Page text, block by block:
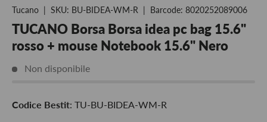
Tucano | SKU: BU-BIDEA-WM-R | Barcode: 8020252089006
TUCANO Borsa Borsa idea pc bag 15.6"
rosso + mouse Notebook 15.6" Nero
Non disponibile
Codice Bestit: TU-BU-BIDEA-WM-R